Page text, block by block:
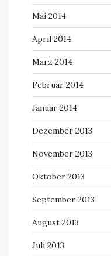
Mai 2014
April 2014
März 2014
Februar 2014
Januar 2014
Dezember 2013
November 2013
Oktober 2013
September 2013
August 2013
Juli 2013